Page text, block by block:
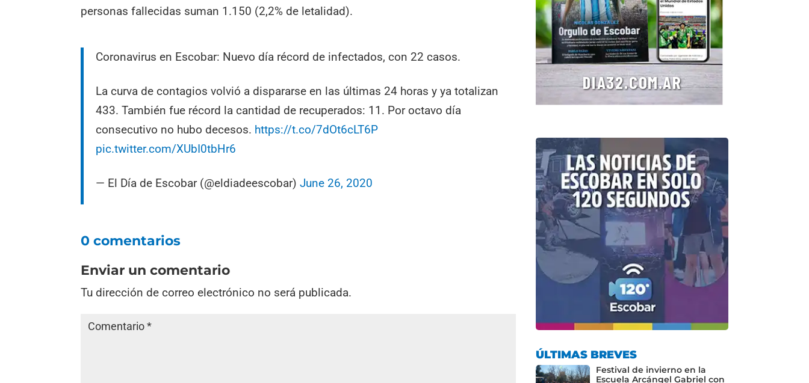
personas fallecidas suman 1.150 (2,2% de letalidad).
Coronavirus en Escobar: Nuevo día récord de infectados, con 22 casos.
La curva de contagios volvió a dispararse en las últimas 24 horas y ya totalizan
433. También fue récord la cantidad de recuperados: 11. Por octavo día
consecutivo no hubo decesos. https://t.co/7dOt6cLT6P
pic.twitter.com/XUbI0tbHr6
— El Día de Escobar (@eldiadeescobar)June 26, 2020
0 comentarios
Enviar un comentario
Tu dirección de correo electrónico no será publicada.
ÚLTIMAS BREVES
Festival de invierno en la
Escuela Arcángel Gabriel con